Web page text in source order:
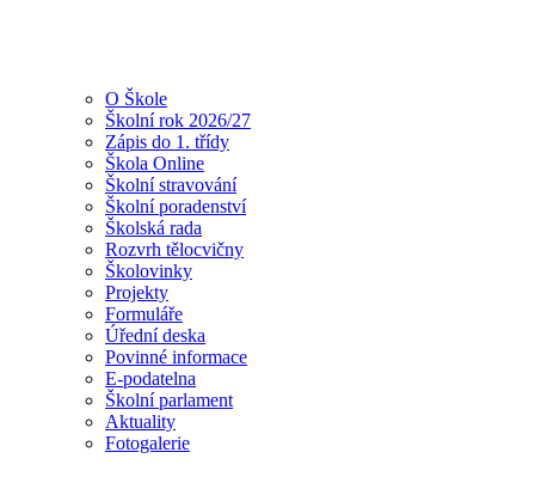
O Škole
Školní rok 2026/27
Zápis do 1. třídy
Škola Online
Školní stravování
Školní poradenství
Školská rada
Rozvrh tělocvičny
Školovinky
Projekty
Formuláře
Úřední deska
Povinné informace
E-podatelna
Školní parlament
Aktuality
Fotogalerie